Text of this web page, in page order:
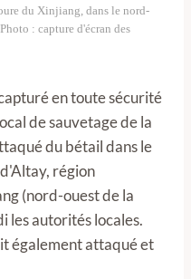
du Xinjiang, dans le nord-
: capture d'écran des
en toute sécurité
de sauvetage de la
du bétail dans le
région
(nord-ouest de la
les autorités locales.
également attaqué et